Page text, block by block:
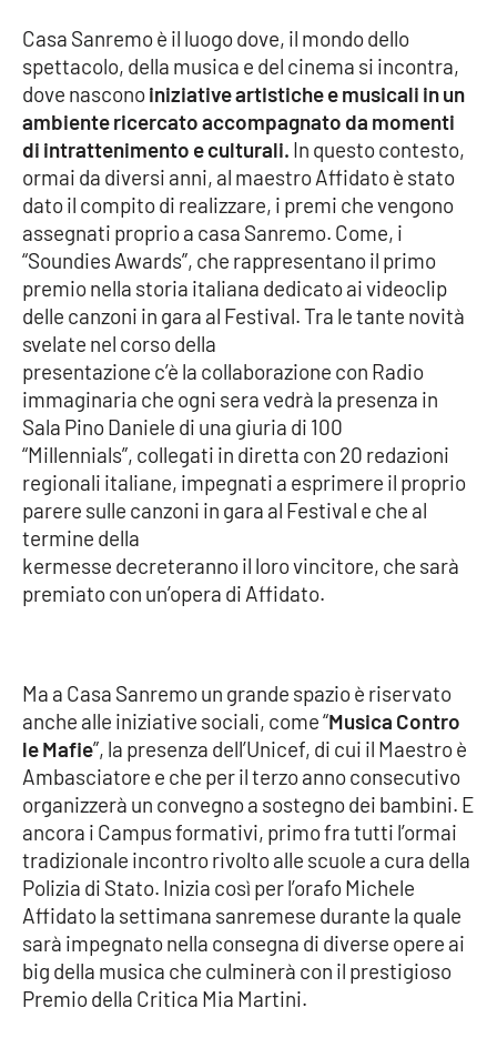
Imprese Di Calabria
Le perfidie di Antonella Grippo
Venti di comunicazione
STREAMING
LaC TV
LaC Network
LaC OnAir
EDIZIONI
LOCALI
Catanzaro
Crotone
Reggio Calabria
Cosenza
Lamezia Terme
PROGETTI
SPECIALI
Buona Sanità Calabria
Casa Sanremo è il luogo dove, il mondo dello
spettacolo, della musica e del cinema si incontra,
dove nasconoiniziative artistiche e musicali in un
ambiente ricercato accompagnato da momenti
di intrattenimento e culturali. In questo contesto,
ormai da diversi anni, al maestro Affidato è stato
dato il compito di realizzare, i premi che vengono
assegnati proprio a casa Sanremo. Come, i
“Soundies Awards”, che rappresentano il primo
premio nella storia italiana dedicato ai videoclip
delle canzoni in gara al Festival. Tra le tante novità
svelate nel corso della
presentazione c’è la collaborazione con Radio
immaginaria che ogni sera vedrà la presenza in
Sala Pino Daniele di una giuria di 100
“Millennials”, collegati in diretta con 20 redazioni
regionali italiane, impegnati a esprimere il proprio
parere sulle canzoni in gara al Festival e che al
termine della
kermesse decreteranno il loro vincitore, che sarà
premiato con un’opera di Affidato.
Ma a Casa Sanremo un grande spazio è riservato
anche alle iniziative sociali, come “Musica Contro
le Mafie”, la presenza dell’Unicef, di cui il Maestro è
Ambasciatore e che per il terzo anno consecutivo
organizzerà un convegno a sostegno dei bambini. E
ancora i Campus formativi, primo fra tutti l’ormai
tradizionale incontro rivolto alle scuole a cura della
Polizia di Stato. Inizia così per l’orafo Michele
Affidato la settimana sanremese durante la quale
sarà impegnato nella consegna di diverse opere ai
big della musica che culminerà con il prestigioso
Premio della Critica Mia Martini.